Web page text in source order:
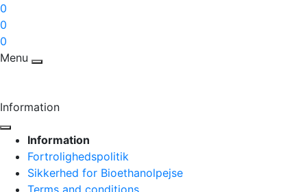
0
0
0
Menu
Information
Information
Fortrolighedspolitik
Sikkerhed for Bioethanolpejse
Terms and conditions